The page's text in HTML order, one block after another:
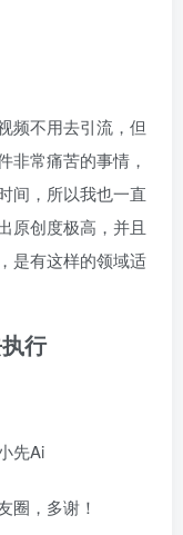
频不用去引流，但
非常痛苦的事情，
间，所以我也一直
原创度极高，并且
是有这样的领域适
行
先Ai
圈，多谢！